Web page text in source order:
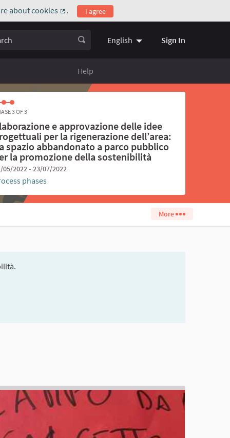
about cookies
(External link)
. I agree
English Choose language
Sign In
Help
3 OF 3
e approvazione delle idee
per la rigenerazione dell’area:
spazio abbandonato a parco pubblico
la promozione della sostenibilità
05/2022 - 23/07/2022
phases
More